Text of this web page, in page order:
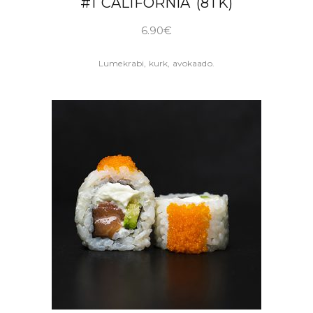
6.90€
Lumekrabi, kurk, avokaado.